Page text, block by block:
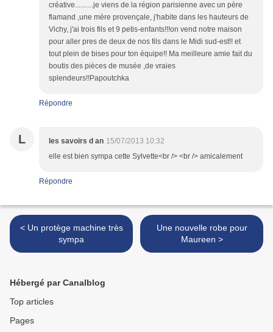
créative..........je viens de la région parisienne avec un père
flamand ,une mère provençale, j'habite dans les hauteurs de
Vichy, j'ai trois fils et 9 petis-enfants!!!on vend notre maison
pour aller pres de deux de nos fils dans le Midi sud-est!! et
tout plein de bises pour ton équipe!! Ma meilleure amie fait du
boutis des pièces de musée ,de vraies
splendeurs!!Papoutchka
Répondre
L les savoirs d an 15/07/2013 10:32
elle est bien sympa cette Sylvette<br /> <br /> amicalement
Répondre
< Un protège machine très
sympa
Une nouvelle robe pour
Maureen >
Hébergé par Canalblog
Top articles
Pages